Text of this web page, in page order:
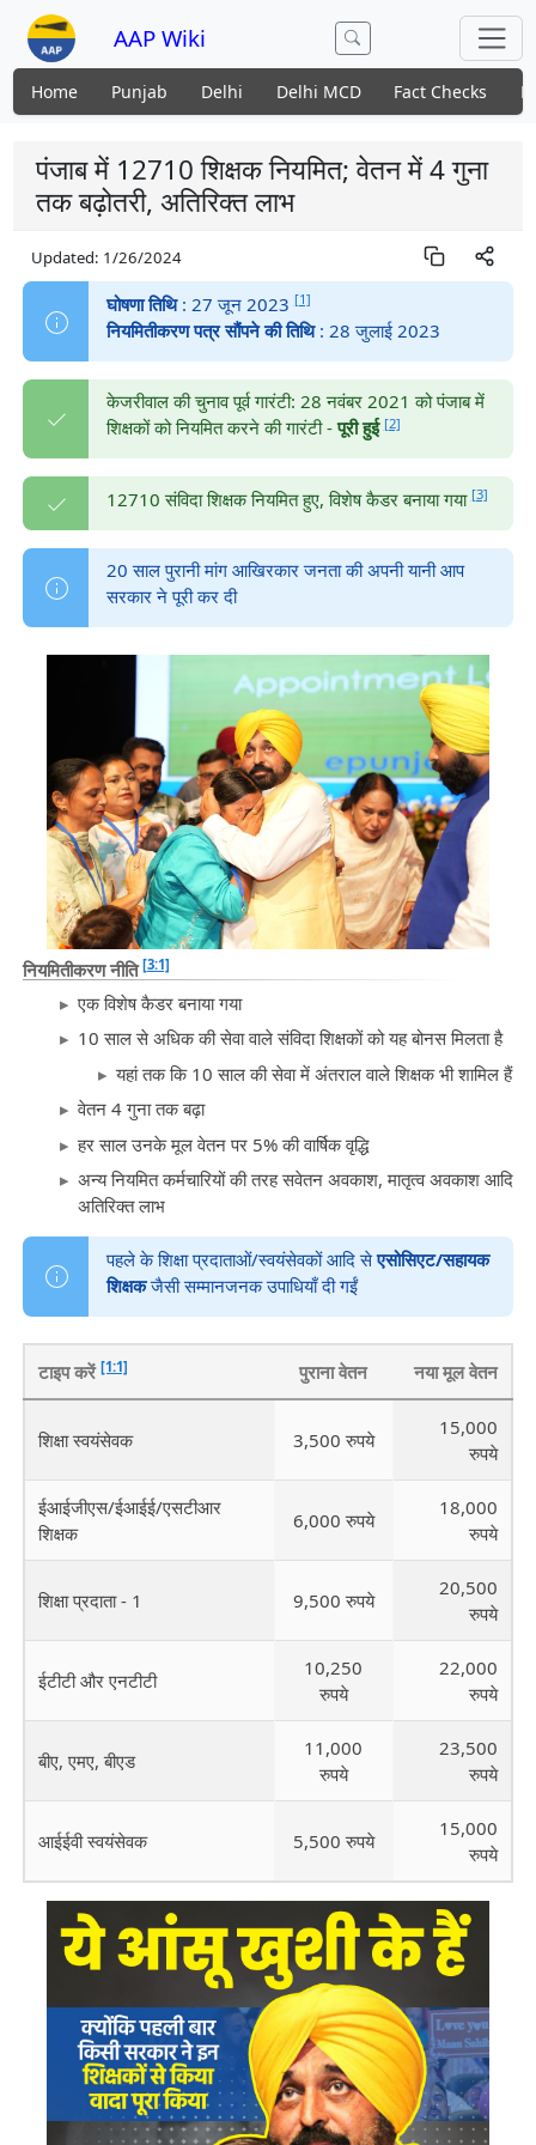
AAP Wiki
Home Punjab Delhi Delhi MCD Fact Checks
पंजाब में 12710 शिक्षक नियमित; वेतन में 4 गुना
तक बढ़ोतरी, अतिरिक्त लाभ
Updated: 1/26/2024
घोषणा तिथि: 27 जून 2023[1]
नियमितीकरण पत्र सौंपने की तिथि: 28 जुलाई 2023
केजरीवाल की चुनाव पूर्व गारंटी: 28 नवंबर 2021 को पंजाब में
शिक्षकों को नियमित करने की गारंटी -पूरी हुई [2]
12710 संविदा शिक्षक नियमित हुए, विशेष कैडर बनाया गया[3]
20 साल पुरानी मांग आखिरकार जनता की अपनी यानी आप
सरकार ने पूरी कर दी
नियमितीकरण नीति[3:1]
एक विशेष कैडर बनाया गया
10 साल से अधिक की सेवा वाले संविदा शिक्षकों को यह बोनस मिलता है
यहां तक कि 10 साल की सेवा में अंतराल वाले शिक्षक भी शामिल हैं
वेतन 4 गुना तक बढ़ा
हर साल उनके मूल वेतन पर 5% की वार्षिक वृद्धि
अन्य नियमित कर्मचारियों की तरह सवेतन अवकाश, मातृत्व अवकाश आदि
अतिरिक्त लाभ
पहले के शिक्षा प्रदाताओं/स्वयंसेवकों आदि सेएसोसिएट/सहायक
शिक्षकजैसी सम्मानजनक उपाधियाँ दी गईं
टाइप करें [1:1] पुराना वेतन नया मूल वेतन
शिक्षा स्वयंसेवक 3,500 रुपये
15,000
रुपये
ईआईजीएस/ईआईई/एसटीआर
शिक्षक
6,000 रुपये
18,000
रुपये
शिक्षा प्रदाता - 1 9,500 रुपये
20,500
रुपये
ईटीटी और एनटीटी
10,250
रुपये
22,000
रुपये
बीए, एमए, बीएड
11,000
रुपये
23,500
रुपये
आईईवी स्वयंसेवक 5,500 रुपये
15,000
रुपये